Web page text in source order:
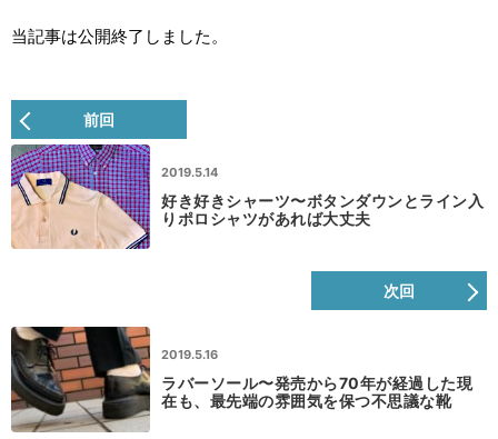
当記事は公開終了しました。
前回
2019.5.14
好き好きシャーツ〜ボタンダウンとライン入
りポロシャツがあれば大丈夫
次回
2019.5.16
ラバーソール〜発売から70年が経過した現
在も、最先端の雰囲気を保つ不思議な靴